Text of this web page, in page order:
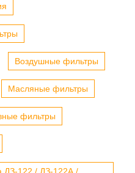
Воздушные фильтры
Масляные фильтры
фильтры
ДЗ-122 / ДЗ-122А /